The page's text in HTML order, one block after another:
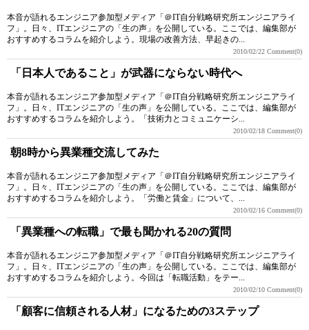
本音が語れるエンジニア参加型メディア「＠IT自分戦略研究所エンジニアライ
フ」。日々、ITエンジニアの「生の声」を公開している。ここでは、編集部が
おすすめするコラムを紹介しよう。現場の改善方法、早起きの...
2010/02/22 Comment(0)
「日本人であること」が武器にならない時代へ
本音が語れるエンジニア参加型メディア「＠IT自分戦略研究所エンジニアライ
フ」。日々、ITエンジニアの「生の声」を公開している。ここでは、編集部が
おすすめするコラムを紹介しよう。「技術力とコミュニケーシ...
2010/02/18 Comment(0)
朝8時から異業種交流してみた
本音が語れるエンジニア参加型メディア「＠IT自分戦略研究所エンジニアライ
フ」。日々、ITエンジニアの「生の声」を公開している。ここでは、編集部が
おすすめするコラムを紹介しよう。「労働と賃金」について、...
2010/02/16 Comment(0)
「異業種への転職」で最も聞かれる20の質問
本音が語れるエンジニア参加型メディア「＠IT自分戦略研究所エンジニアライ
フ」。日々、ITエンジニアの「生の声」を公開している。ここでは、編集部が
おすすめするコラムを紹介しよう。今回は「転職活動」をテー...
2010/02/10 Comment(0)
「顧客に信頼される人材」になるための3ステップ